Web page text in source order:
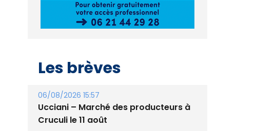
Les brèves
06/08/2026 15:57
Ucciani – Marché des producteurs à
Cruculi le 11 août